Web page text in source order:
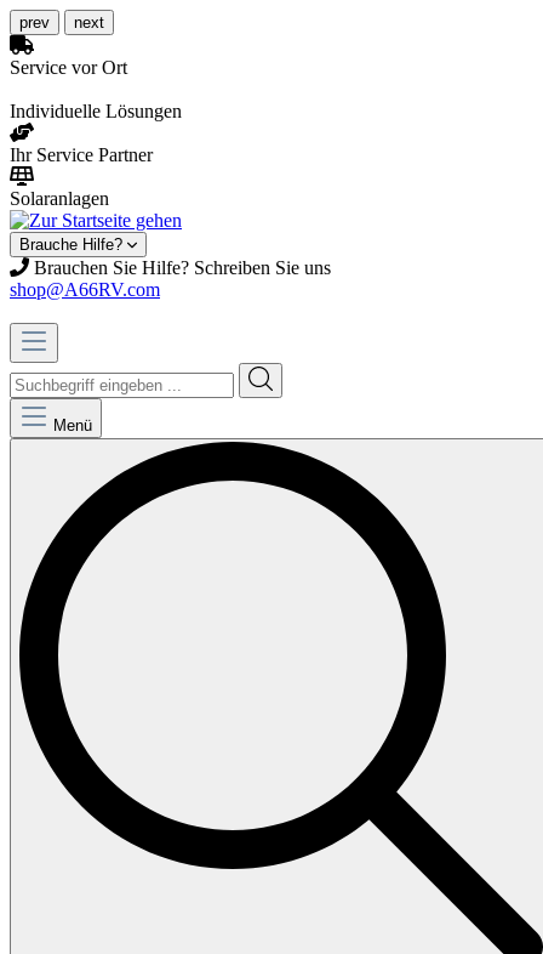
prev next
Service vor Ort
Individuelle Lösungen
Ihr Service Partner
Solaranlagen
Brauche Hilfe?
Brauchen Sie Hilfe? Schreiben Sie uns
shop@A66RV.com
Menü